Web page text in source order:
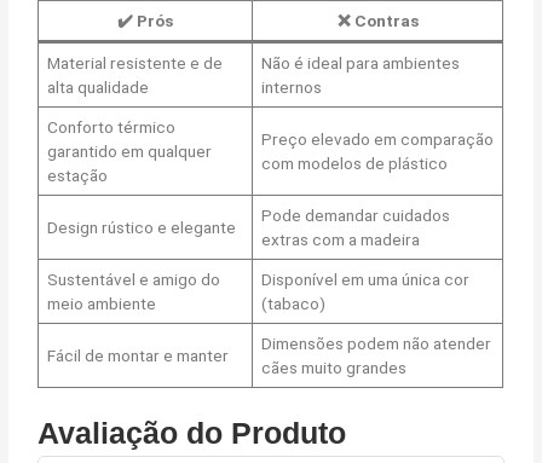
✔️ Prós ❌ Contras
Material resistente e de
alta qualidade
Não é ideal para ambientes
internos
Conforto térmico
garantido em qualquer
estação
Preço elevado em comparação
com modelos de plástico
Design rústico e elegante
Pode demandar cuidados
extras com a madeira
Sustentável e amigo do
meio ambiente
Disponível em uma única cor
(tabaco)
Fácil de montar e manter
Dimensões podem não atender
cães muito grandes
Avaliação do Produto